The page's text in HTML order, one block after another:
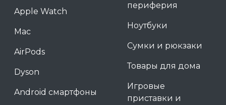
Apple Watch
Mac
AirPods
Dyson
Android смартфоны
периферия
Ноутбуки
Сумки и рюкзаки
Товары для дома
Игровые
приставки и